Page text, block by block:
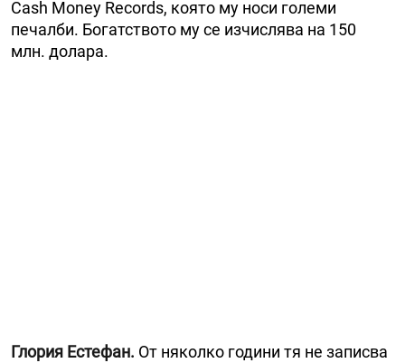
Cash Money Records, която му носи големи
печалби. Богатството му се изчислява на 150
млн. долара.
Глория Естефан. От няколко години тя не записва